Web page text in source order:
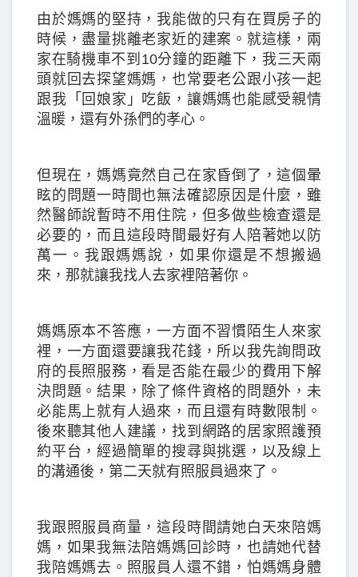
由於媽媽的堅持，我能做的只有在買房子的
時候，盡量挑離老家近的建案。就這樣，兩
家在騎機車不到10分鐘的距離下，我三天兩
頭就回去探望媽媽，也常要老公跟小孩一起
跟我「回娘家」吃飯，讓媽媽也能感受親情
溫暖，還有外孫們的孝心。
但現在，媽媽竟然自己在家昏倒了，這個暈
眩的問題一時間也無法確認原因是什麼，雖
然醫師說暫時不用住院，但多做些檢查還是
必要的，而且這段時間最好有人陪著她以防
萬一。我跟媽媽說，如果你還是不想搬過
來，那就讓我找人去家裡陪著你。
媽媽原本不答應，一方面不習慣陌生人來家
裡，一方面還要讓我花錢，所以我先詢問政
府的長照服務，看是否能在最少的費用下解
決問題。結果，除了條件資格的問題外，未
必能馬上就有人過來，而且還有時數限制。
後來聽其他人建議，找到網路的居家照護預
約平台，經過簡單的搜尋與挑選，以及線上
的溝通後，第二天就有照服員過來了。
我跟照服員商量，這段時間請她白天來陪媽
媽，如果我無法陪媽媽回診時，也請她代替
我陪媽媽去。照服員人還不錯，怕媽媽身體